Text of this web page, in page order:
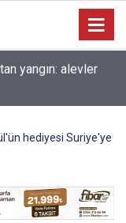
yangın: alevler
hediyesi Suriye'ye